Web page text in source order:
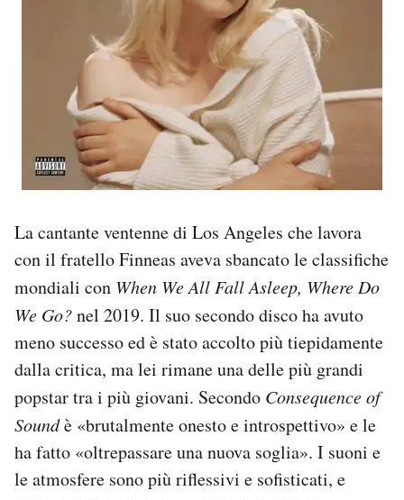
La cantante ventenne di Los Angeles che lavora
con il fratello Finneas aveva sbancato le classifiche
mondiali con When We All Fall Asleep, Where Do
We Go?nel 2019. Il suo secondo disco ha avuto
meno successo ed è stato accolto più tiepidamente
dalla critica, ma lei rimane una delle più grandi
popstar tra i più giovani. Secondo Consequence of
Soundè «brutalmente onesto e introspettivo» e le
ha fatto «oltrepassare una nuova soglia». I suoni e
le atmosfere sono più riflessivi e sofisticati, e